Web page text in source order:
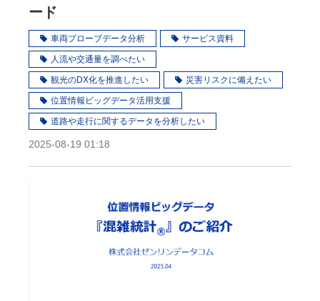
ード
車両プローブデータ分析 サービス資料
人流や交通量を調べたい
観光のDX化を推進したい 災害リスクに備えたい
位置情報ビッグデータ活用支援
道路や走行に関するデータを分析したい
2025-08-19 01:18